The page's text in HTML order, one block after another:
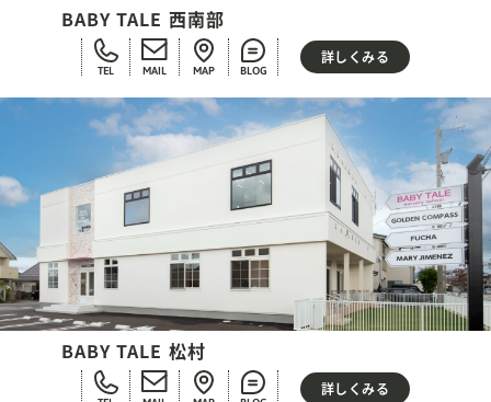
BABY TALE 西南部
TEL MAIL MAP BLOG
詳しくみる
BABY TALE 松村
詳しくみる